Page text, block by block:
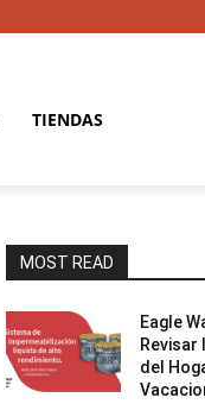
TIENDAS
MOST READ
Eagle
Revisar
del